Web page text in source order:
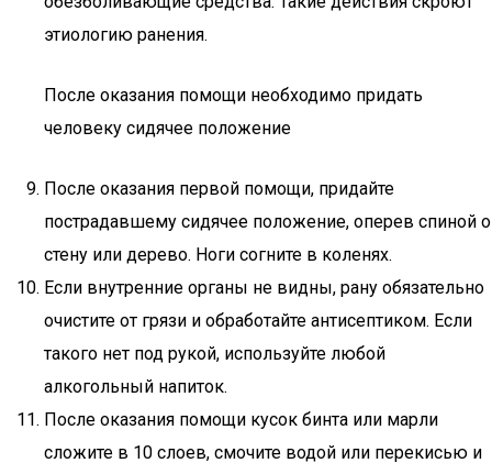
этиологию ранения.
После оказания помощи необходимо придать
человеку сидячее положение
После оказания первой помощи, придайте
пострадавшему сидячее положение, оперев спиной о
стену или дерево. Ноги согните в коленях.
Если внутренние органы не видны, рану обязательно
очистите от грязи и обработайте антисептиком. Если
такого нет под рукой, используйте любой
алкогольный напиток.
После оказания помощи кусок бинта или марли
сложите в 10 слоев, смочите водой или перекисью и